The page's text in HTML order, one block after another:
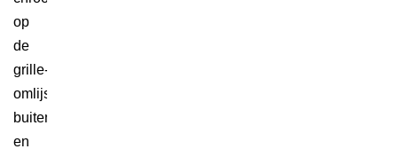
op
de
grille-
omlijsting,
buitenspiegels
en